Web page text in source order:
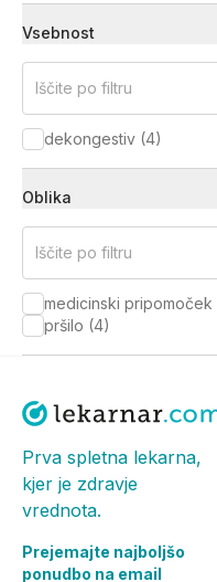
Vsebnost
Iščite po filtru
dekongestiv (4)
Oblika
Iščite po filtru
medicinski pripomoček
pršilo (4)
Prva spletna lekarna,
kjer je zdravje
vrednota.
Prejemajte najboljšo
ponudbo na email